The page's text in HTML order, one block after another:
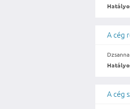
A cég
A cég